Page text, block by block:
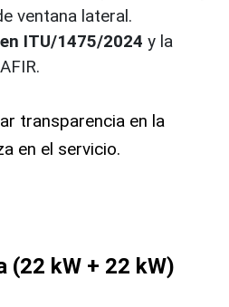
ventana lateral.
ITU/1475/2024 y la
transparencia en la
en el servicio.
(22 kW + 22 kW)